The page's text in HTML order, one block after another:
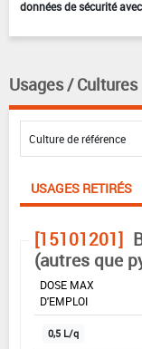
données de sécurité
Usages / Cultures
USAGES RETIRÉS
[15101201]
(autres que
DOSE MAX
D'EMPLOI
0,5 L/q